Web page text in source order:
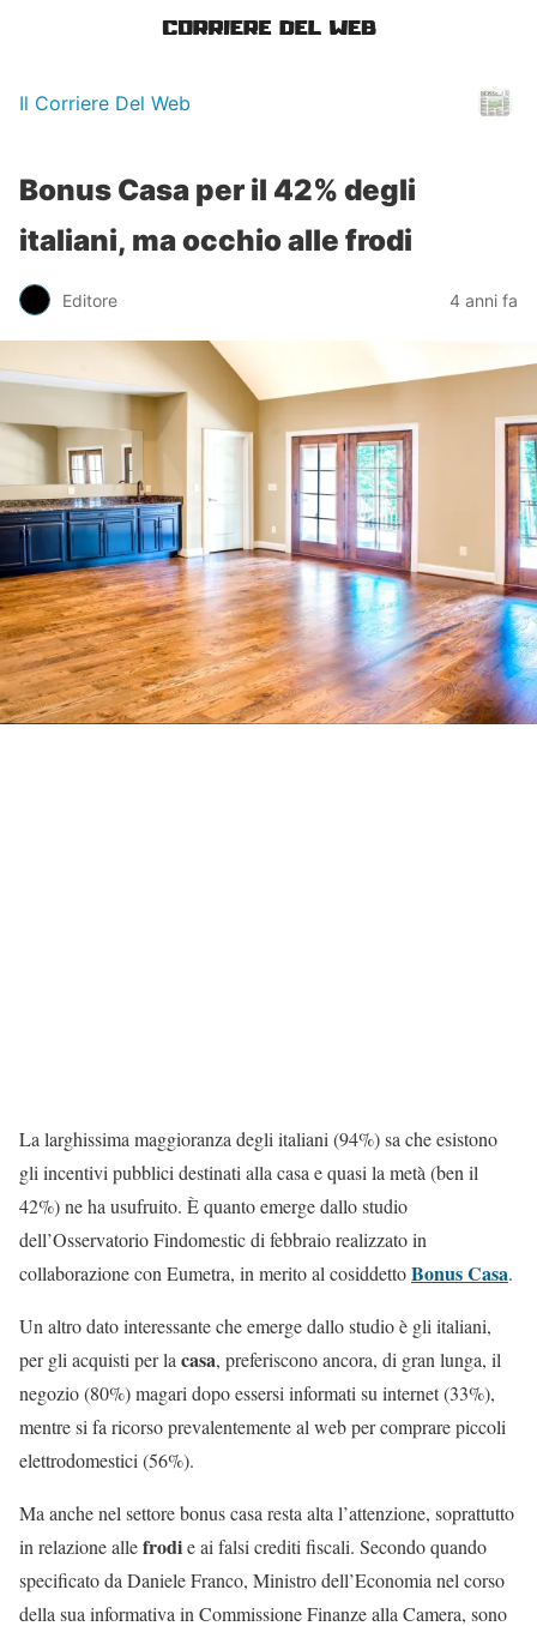
Il Corriere Del Web
Bonus Casa per il 42% degli
italiani, ma occhio alle frodi
Editore 4 anni fa
La larghissima maggioranza degli italiani (94%) sa che esistono
gli incentivi pubblici destinati alla casa e quasi la metà (ben il
42%) ne ha usufruito. È quanto emerge dallo studio
dell’Osservatorio Findomestic di febbraio realizzato in
collaborazione con Eumetra, in merito al cosiddettoBonus Casa.
Un altro dato interessante che emerge dallo studio è gli italiani,
per gli acquisti per lacasa, preferiscono ancora, di gran lunga, il
negozio (80%) magari dopo essersi informati su internet (33%),
mentre si fa ricorso prevalentemente al web per comprare piccoli
elettrodomestici (56%).
Ma anche nel settore bonus casa resta alta l’attenzione, soprattutto
in relazione allefrodie ai falsi crediti fiscali. Secondo quando
specificato da Daniele Franco, Ministro dell’Economia nel corso
della sua informativa in Commissione Finanze alla Camera, sono